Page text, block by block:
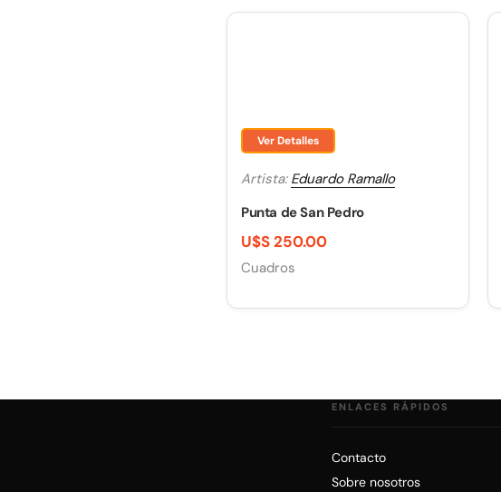
Ver Detalles
Artista: Eduardo Ramallo
Punta de San Pedro
U$S 250.00
Cuadros
ENLACES RÁPIDOS
Contacto
Sobre nosotros